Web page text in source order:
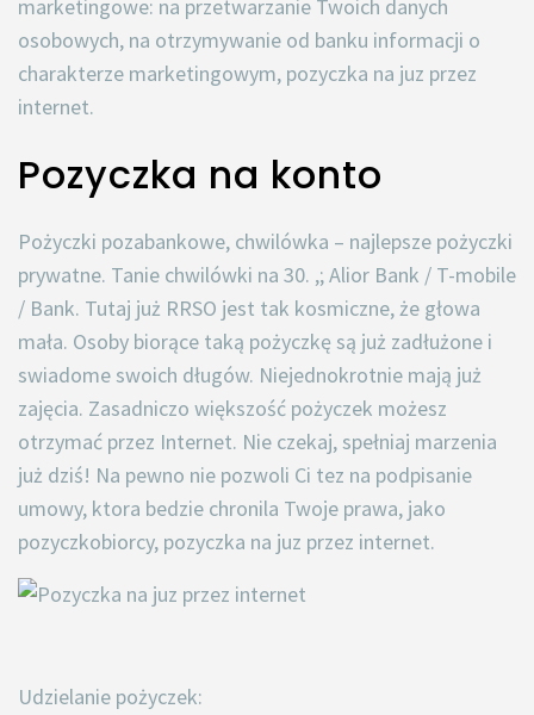
marketingowe: na przetwarzanie Twoich danych
osobowych, na otrzymywanie od banku informacji o
charakterze marketingowym, pozyczka na juz przez
internet.
Pozyczka na konto
Pożyczki pozabankowe, chwilówka – najlepsze pożyczki
prywatne. Tanie chwilówki na 30. ,; Alior Bank / T-mobile
/ Bank. Tutaj już RRSO jest tak kosmiczne, że głowa
mała. Osoby biorące taką pożyczkę są już zadłużone i
swiadome swoich długów. Niejednokrotnie mają już
zajęcia. Zasadniczo większość pożyczek możesz
otrzymać przez Internet. Nie czekaj, spełniaj marzenia
już dziś! Na pewno nie pozwoli Ci tez na podpisanie
umowy, ktora bedzie chronila Twoje prawa, jako
pozyczkobiorcy, pozyczka na juz przez internet.
Udzielanie pożyczek: